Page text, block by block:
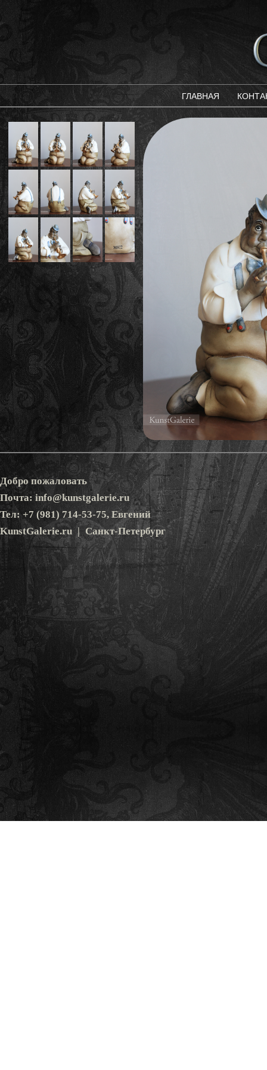
ГЛАВНАЯ
Добро пожаловать
Почта: info@kunstgalerie.ru
Тел: +7 (981) 714-53-75, Евгений
KunstGalerie.ru | Санкт-Петербург